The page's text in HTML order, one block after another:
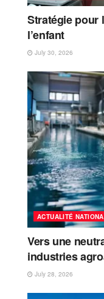
Stratégie pour
l’enfant
July 30, 2026
ACTUALITÉ
Vers une
industries
July 28, 2026